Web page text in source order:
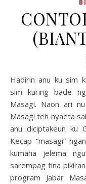
Hadirin anu ku sim kuring dipikahormat, Dina danget ieu,
sim kuring bade
Masagi. Naon ari
Masagi teh nyaeta
anu diciptakeun ku
Kecap “masagi”
kumaha jelema
sarempag tina
program Jabar